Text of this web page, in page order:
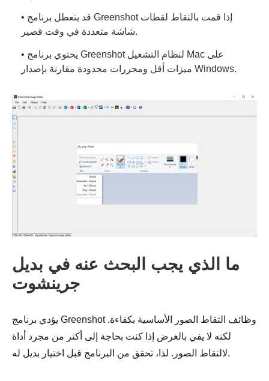
• قد يتعطل برنامج Greenshot إذا قمت بالتقاط لقطات
شاشة متعددة في وقت قصير.
• يحتوي برنامج Greenshot لنظام التشغيل Mac على
ميزات أقل ومحررات محدودة مقارنة بإصدار Windows.
ما الذي يجب البحث عنه في بديل
جرينشوت
يؤدي برنامج Greenshot وظائف التقاط الصور الأساسية بكفاءة.
لكنه لا يفي بالغرض إذا كنت بحاجة إلى أكثر من مجرد أداة
لالتقاط الصور. لذا، تحقق من البرنامج قبل اختيار بديل له.